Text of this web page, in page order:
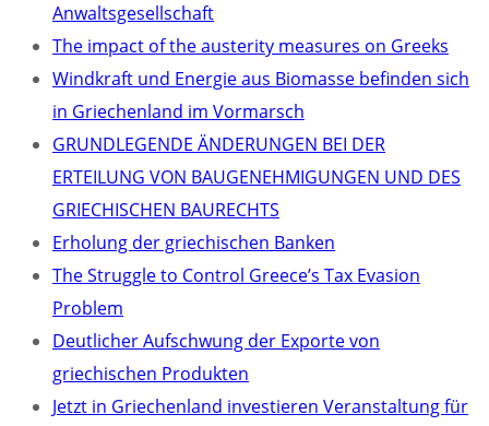
Anwaltsgesellschaft
The impact of the austerity measures on Greeks
Windkraft und Energie aus Biomasse befinden sich
in Griechenland im Vormarsch
GRUNDLEGENDE ÄNDERUNGEN BEI DER
ERTEILUNG VON BAUGENEHMIGUNGEN UND DES
GRIECHISCHEN BAURECHTS
Erholung der griechischen Banken
The Struggle to Control Greece’s Tax Evasion
Problem
Deutlicher Aufschwung der Exporte von
griechischen Produkten
Jetzt in Griechenland investieren Veranstaltung für